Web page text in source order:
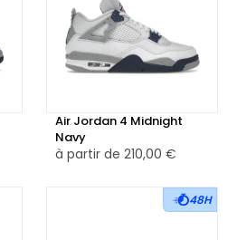
Air Jordan 4 Midnight
Navy
à partir de 210,00 €
48H